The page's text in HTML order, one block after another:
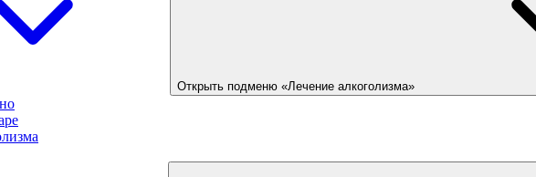
Открыть подменю «Лечение алкоголизма»